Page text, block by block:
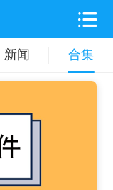
新闻 合集